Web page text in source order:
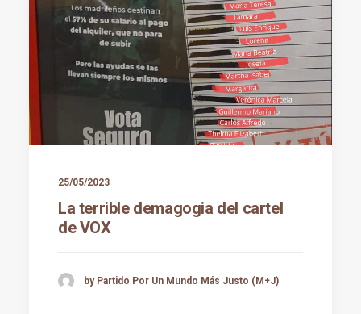
25/05/2023
La terrible demagogia del cartel
de VOX
by Partido Por Un Mundo Más Justo (M+J)